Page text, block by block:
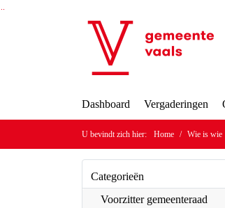
Dashboard Vergaderingen
U bevindt zich hier: Home Wie is wie
Categorieën
Voorzitter gemeenteraad